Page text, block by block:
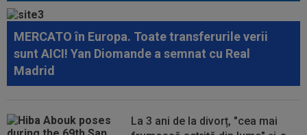
Fiorentina!
18:32 EXCLUSIV
Ce se va întâmpla cu Filipe
Coelho, după KuPS - Universitatea Craiova 1-1
18:31 EXCLUSIV
Gigi Becali, ”în război” cu două
18:23
Catalanii anunță: Manchester City și Barcelona,
MERCATO în Europa. Toate transferurile verii
sunt AICI! Yan Diomande a semnat cu Real
Madrid
La 3 ani de la divorț, "cea mai